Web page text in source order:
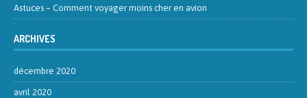
Astuces – Comment voyager moins cher en avion
ARCHIVES
décembre 2020
avril 2020